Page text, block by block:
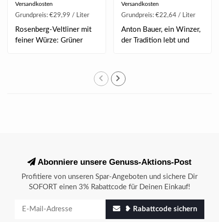
Versandkosten
Grundpreis: €29,99 / Liter
Rosenberg-Veltliner mit
feiner Würze: Grüner
Versandkosten
Grundpreis: €22,64 / Liter
Anton Bauer, ein Winzer,
der Tradition lebt und
Abonniere unsere Genuss-Aktions-Post
Profitiere von unseren Spar-Angeboten und sichere Dir
SOFORT einen 3% Rabattcode für Deinen Einkauf!
❥ Rabattcode sichern